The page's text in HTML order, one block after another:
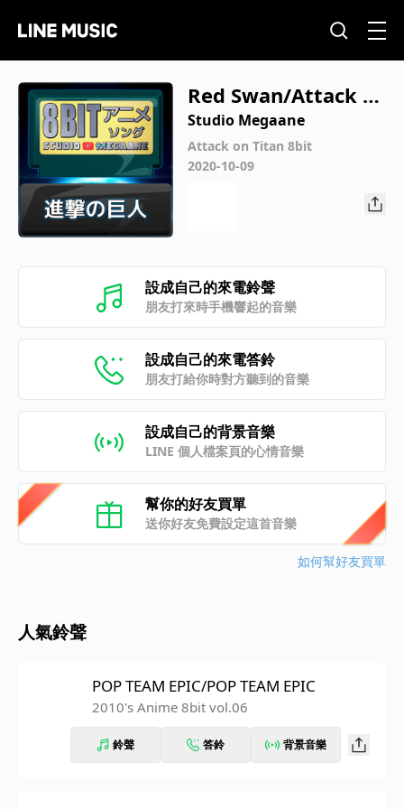
Red Swan/Attack o
n Titan
Studio Megaane
Attack on Titan 8bit
2020-10-09
設成自己的來電鈴聲
朋友打來時手機響起的音樂
設成自己的來電答鈴
朋友打給你時對方聽到的音樂
設成自己的背景音樂
LINE 個人檔案頁的心情音樂
幫你的好友買單
送你好友免費設定這首音樂
如何幫好友買單
人氣鈴聲
POP TEAM EPIC/POP TEAM EPIC
2010's Anime 8bit vol.06
鈴聲 答鈴 背景音樂